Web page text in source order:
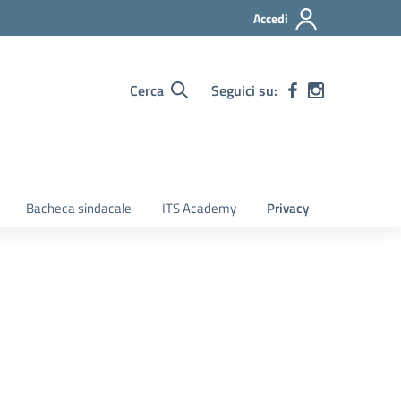
Accedi
Cerca Seguici su:
Bacheca sindacale ITS Academy Privacy